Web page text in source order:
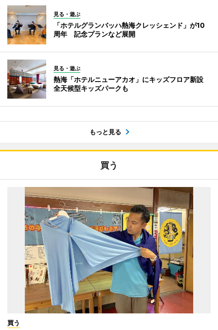
見る・遊ぶ
「ホテルグランバッハ熱海クレッシェンド」が10
周年 記念プランなど展開
見る・遊ぶ
熱海「ホテルニューアカオ」にキッズフロア新設
全天候型キッズパークも
もっと見る
買う
買う